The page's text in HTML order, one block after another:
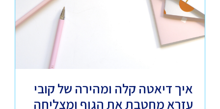
איך דיאטה קלה ומהירה של קובי
עזרא מחטבת את הגוף ומצליחה